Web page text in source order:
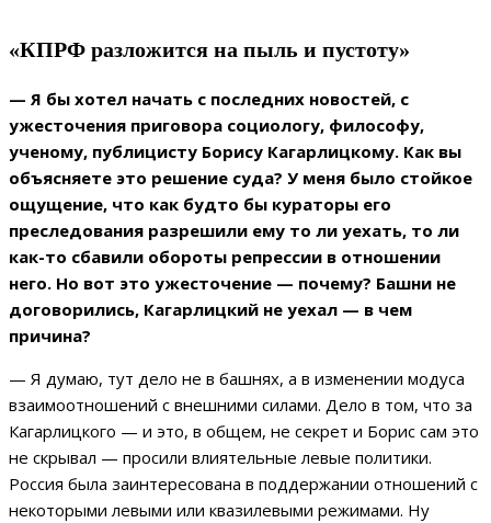
«КПРФ разложится на пыль и пустоту»
— Я бы хотел начать с последних новостей, с
ужесточения приговора социологу, философу,
ученому, публицисту Борису Кагарлицкому. Как вы
объясняете это решение суда? У меня было стойкое
ощущение, что как будто бы кураторы его
преследования разрешили ему то ли уехать, то ли
как-то сбавили обороты репрессии в отношении
него. Но вот это ужесточение — почему? Башни не
договорились, Кагарлицкий не уехал — в чем
причина?
— Я думаю, тут дело не в башнях, а в изменении модуса
взаимоотношений с внешними силами. Дело в том, что за
Кагарлицкого — и это, в общем, не секрет и Борис сам это
не скрывал — просили влиятельные левые политики.
Россия была заинтересована в поддержании отношений с
некоторыми левыми или квазилевыми режимами. Ну